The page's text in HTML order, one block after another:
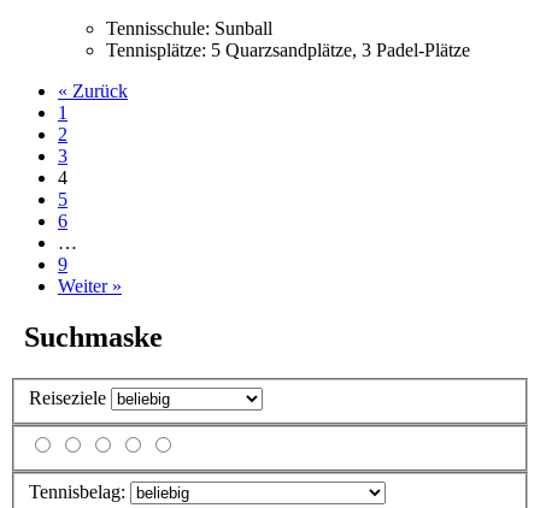
Tennisschule: Sunball
Tennisplätze: 5 Quarzsandplätze, 3 Padel-Plätze
« Zurück
1
2
3
4
5
6
…
9
Weiter »
Suchmaske
Reiseziele
Tennisbelag: